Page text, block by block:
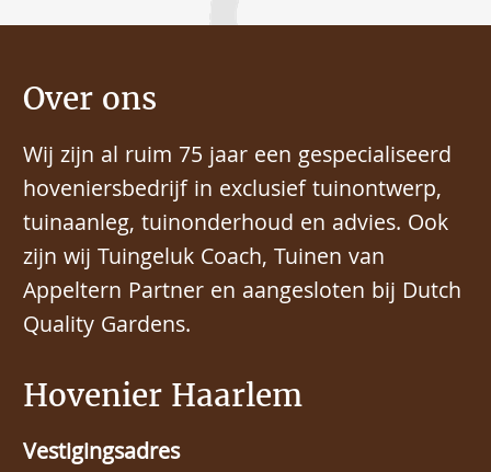
Hovenier Haarlem
Vestigingsadres
Over ons
Wij zijn al ruim 75 jaar een gespecialiseerd
hoveniersbedrijf in exclusief tuinontwerp,
tuinaanleg, tuinonderhoud en advies. Ook
zijn wij Tuingeluk Coach, Tuinen van
Appeltern Partner en aangesloten bij Dutch
Quality Gardens.